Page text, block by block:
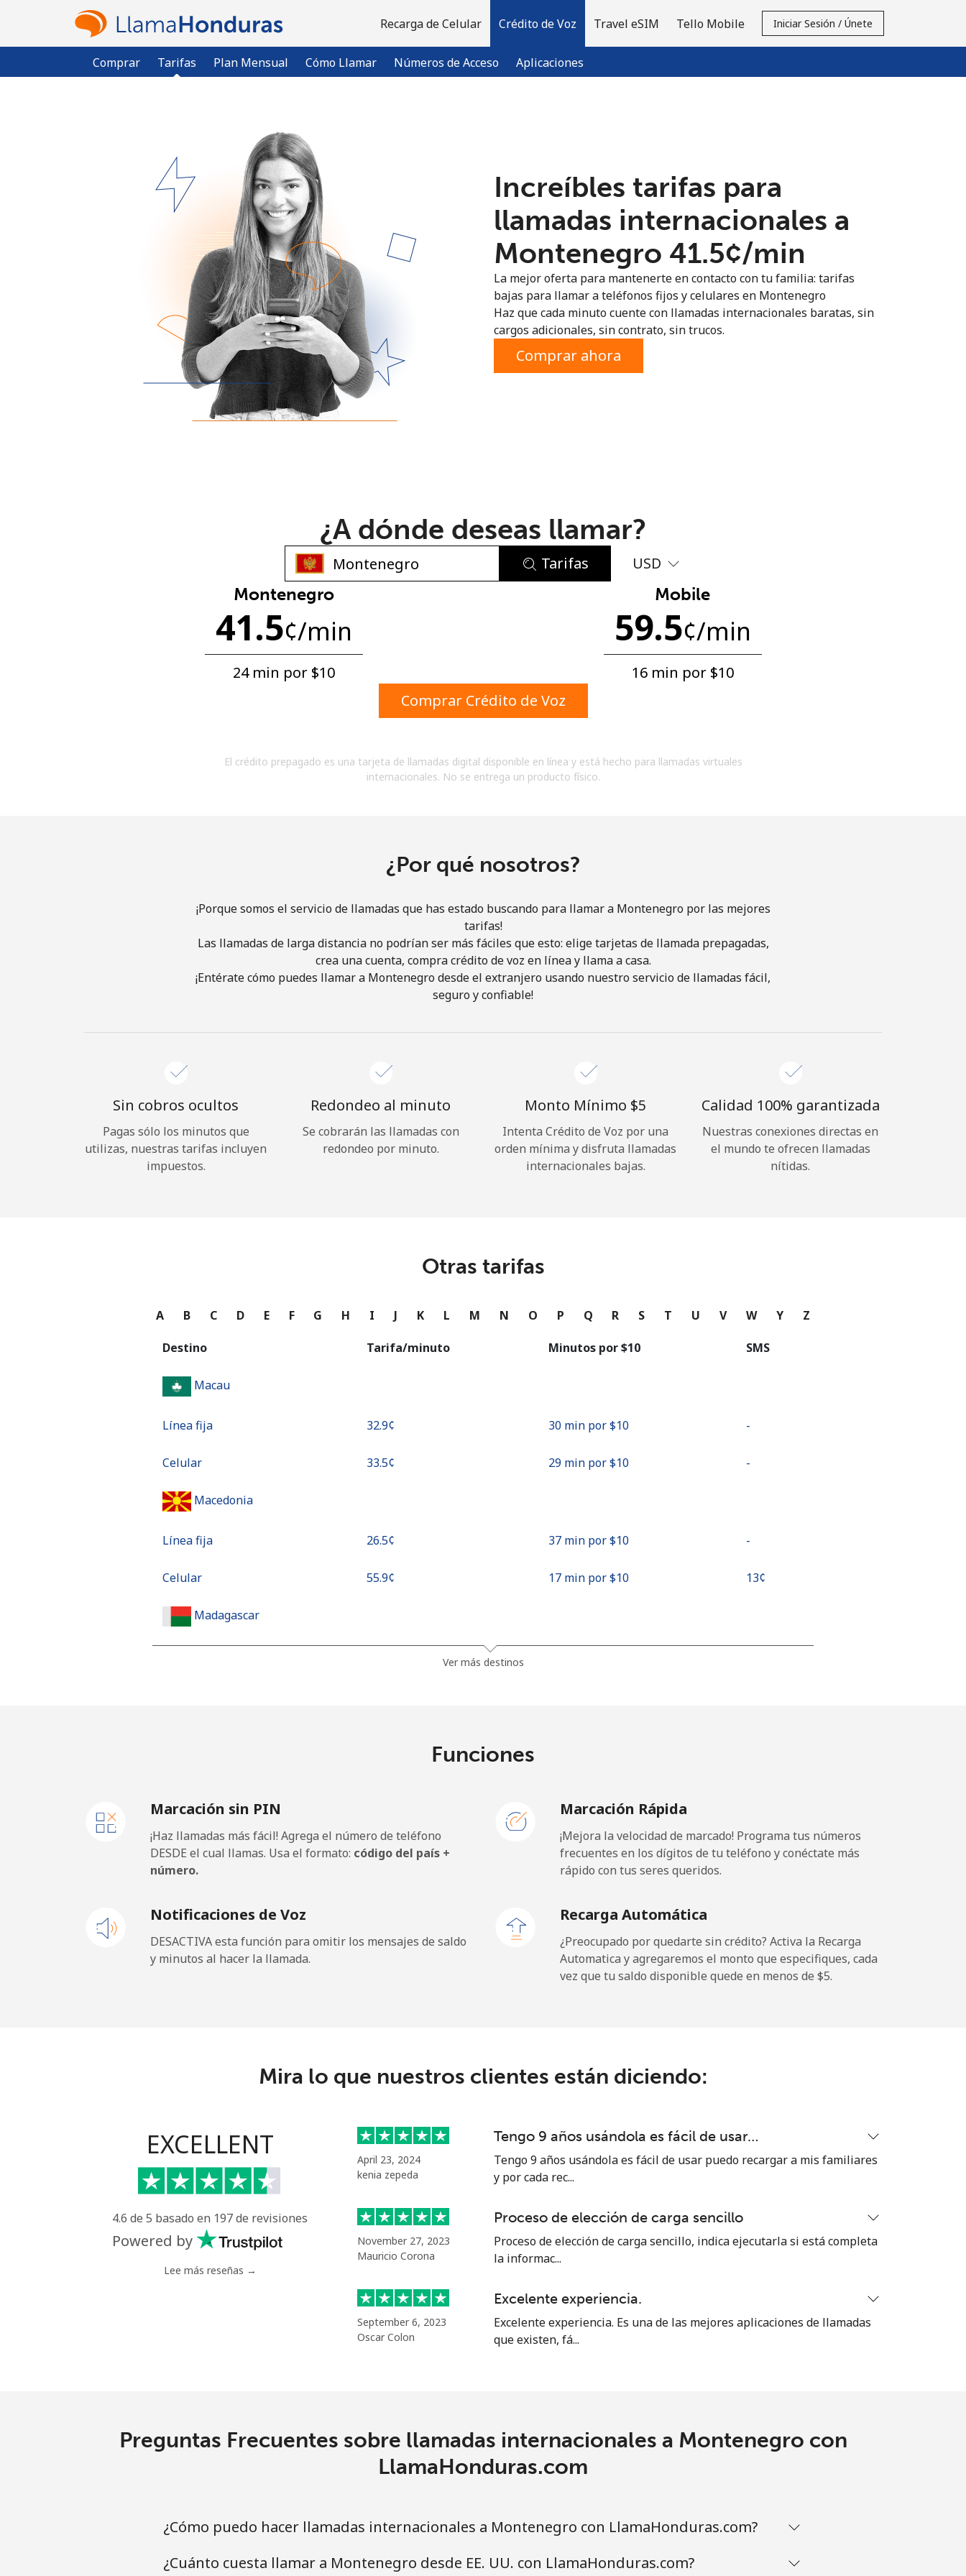
Recarga de Celular Crédito de Voz
Comprar Tarifas Plan Mensual Cómo Llamar Números de Acceso Aplicaciones
Travel eSIM Tello Mobile Iniciar Sesión / Únete
¿Ya tienes una cuenta? Inicia sesión →
Regístrate con
Una letra mayúscula y una minúscula
acuerdo con estos
Términos y condiciones.
Únete
¡Hola!
Continuar con
Increíbles tarifas para
llamadas internacionales a
Montenegro ⁦41.5¢⁩/min
La mejor oferta para mantenerte en contacto con tu familia: tarifas
bajas para llamar a teléfonos fijos y celulares en Montenegro
Haz que cada minuto cuente con llamadas internacionales baratas, sin
cargos adicionales, sin contrato, sin trucos.
Comprar ahora
¿A dónde deseas llamar?
Tarifas USD
Montenegro
41.5¢/min
24 min por ⁦$10⁩
Mobile
59.5¢/min
16 min por ⁦$10⁩
Comprar Crédito de Voz
El crédito prepagado es una tarjeta de llamadas digital disponible en línea y está hecho para llamadas virtuales
internacionales. No se entrega un producto físico.
¿Por qué nosotros?
¡Porque somos el servicio de llamadas que has estado buscando para llamar a Montenegro por las mejores
tarifas!
Las llamadas de larga distancia no podrían ser más fáciles que esto: elige tarjetas de llamada prepagadas,
crea una cuenta, compra crédito de voz en línea y llama a casa.
¡Entérate cómo puedes llamar a Montenegro desde el extranjero usando nuestro servicio de llamadas fácil,
seguro y confiable!
Sin cobros ocultos
Pagas sólo los minutos que
utilizas, nuestras tarifas incluyen
impuestos.
Redondeo al minuto
Se cobrarán las llamadas con
redondeo por minuto.
Monto Mínimo ⁦$5⁩
Intenta Crédito de Voz por una
orden mínima y disfruta llamadas
internacionales bajas.
Calidad 100% garantizada
Nuestras conexiones directas en
el mundo te ofrecen llamadas
nítidas.
Otras tarifas
A B C D E F G H I J K L M N O P Q R S T U V W Y Z
Destino Tarifa/minuto Minutos por ⁦$10⁩ SMS
Macau
Línea fija ⁦32.9¢⁩ 30 min por ⁦$10⁩ -
Celular ⁦33.5¢⁩ 29 min por ⁦$10⁩ -
Macedonia
Línea fija ⁦26.5¢⁩ 37 min por ⁦$10⁩ -
Celular ⁦55.9¢⁩ 17 min por ⁦$10⁩ ⁦13¢⁩
Madagascar
Celular 17 min por ⁦$10⁩
Malaysia
Celular 665 min por ⁦$10⁩
Maldives
Celular ⁦53.9¢⁩ 18 min por ⁦$10⁩
Malta
Línea fija ⁦39.5¢⁩
Celular 17 min por ⁦$10⁩
⁦10.5¢⁩ 95 min por ⁦$10⁩
⁦32.9¢⁩ 30 min por ⁦$10⁩
Línea fija 144 min por ⁦$10⁩
Ver más destinos
Funciones
Marcación sin PIN
¡Haz llamadas más fácil! Agrega el número de teléfono
DESDE el cual llamas. Usa el formato: código del país +
número.
Marcación Rápida
¡Mejora la velocidad de marcado! Programa tus números
frecuentes en los dígitos de tu teléfono y conéctate más
rápido con tus seres queridos.
Notificaciones de Voz
DESACTIVA esta función para omitir los mensajes de saldo
y minutos al hacer la llamada.
Recarga Automática
¿Preocupado por quedarte sin crédito? Activa la Recarga
Automatica y agregaremos el monto que especifiques, cada
vez que tu saldo disponible quede en menos de ⁦$5⁩.
Mira lo que nuestros clientes están diciendo:
EXCELLENT
4.6 de 5 basado en 197 de revisiones
Powered by
Lee más reseñas →
April 23, 2024
kenia zepeda
Tengo 9 años usándola es fácil de usar…
Tengo 9 años usándola es fácil de usar puedo recargar a mis familiares
y por cada rec...
November 27, 2023
Mauricio Corona
Proceso de elección de carga sencillo
Proceso de elección de carga sencillo, indica ejecutarla si está completa
la informac...
September 6, 2023
Oscar Colon
Excelente experiencia.
Excelente experiencia. Es una de las mejores aplicaciones de llamadas
que existen, fá...
Preguntas Frecuentes sobre llamadas internacionales a Montenegro con
LlamaHonduras.com
¿Cómo puedo hacer llamadas internacionales a Montenegro con LlamaHonduras.com?
¿Cuánto cuesta llamar a Montenegro desde EE. UU. con LlamaHonduras.com?